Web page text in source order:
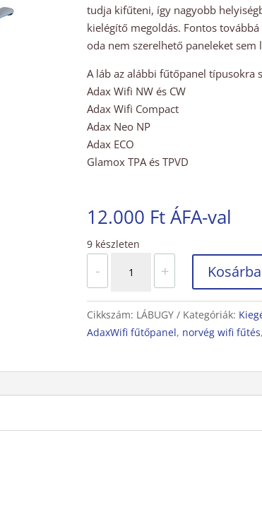
tudja kifűteni, így nagyobb
kielégítő megoldás. Fontos
oda nem szerelhető paneleket
A láb az alábbi fűtőpanel típusokra
Adax Wifi NW és CW
Adax Wifi Compact
Adax Neo NP
Adax ECO
Glamox TPA és TPVD
12.000 Ft ÁFA-val
9 készleten
-
Norvég
(
az
+
Cikkszám: LÁBUGY Kategóriák:
AdaxWifi fűtőpanel, norvég wifi fűtés,